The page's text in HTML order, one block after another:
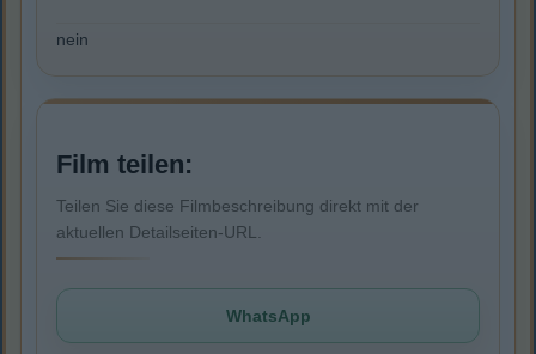
nein
Film teilen:
Teilen Sie diese Filmbeschreibung direkt mit der
aktuellen Detailseiten-URL.
WhatsApp